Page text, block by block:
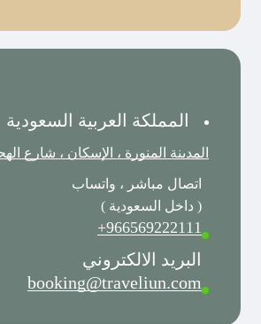
المملكة العربية السعودية
المدينة المنورة ، الإسكان ، شارع
اتصال مباشر ، واتساب
( داخل السعودية )
966569222111+
البريد الالكتروني
booking@traveliun.com